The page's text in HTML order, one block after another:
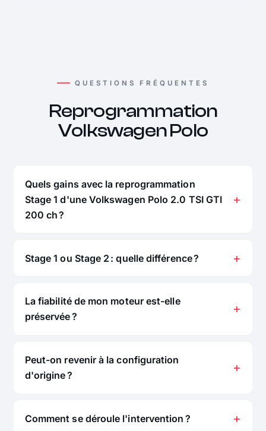
QUESTIONS FRÉQUENTES
Reprogrammation
Volkswagen Polo
Quels gains avec la reprogrammation
Stage 1 d'une Volkswagen Polo 2.0 TSI GTI
200 ch ?
Stage 1 ou Stage 2 : quelle différence ?
La fiabilité de mon moteur est-elle
préservée ?
Peut-on revenir à la configuration
d'origine ?
Comment se déroule l'intervention ?